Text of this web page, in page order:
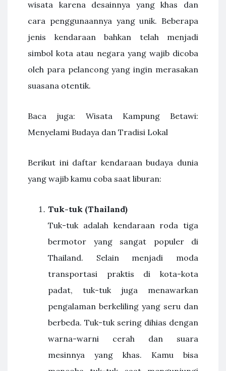
wisata karena desainnya yang khas dan
cara penggunaannya yang unik. Beberapa
jenis kendaraan bahkan telah menjadi
simbol kota atau negara yang wajib dicoba
oleh para pelancong yang ingin merasakan
suasana otentik.
Baca juga: Wisata Kampung Betawi:
Menyelami Budaya dan Tradisi Lokal
Berikut ini daftar kendaraan budaya dunia
yang wajib kamu coba saat liburan:
Tuk-tuk (Thailand)
Tuk-tuk adalah kendaraan roda tiga
bermotor yang sangat populer di
Thailand. Selain menjadi moda
transportasi praktis di kota-kota
padat, tuk-tuk juga menawarkan
pengalaman berkeliling yang seru dan
berbeda. Tuk-tuk sering dihias dengan
warna-warni cerah dan suara
mesinnya yang khas. Kamu bisa